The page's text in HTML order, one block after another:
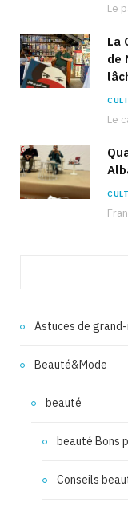
La
de
Astuces de
Beauté&Mode
beauté
beauté Bons
Conseils